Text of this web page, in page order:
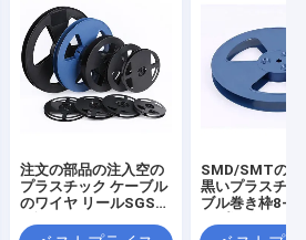
注文の部品の注入空の
プラスチック ケーブル
のワイヤ リールSGSは
SMD/SMTの青
黒いプラスチッ
ブル巻き枠8-